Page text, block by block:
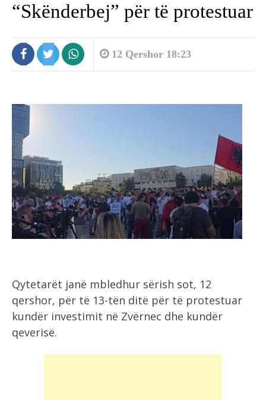
“Skënderbej” për të protestuar
12 Qershor 18:23
Qytetarët janë mbledhur sërish sot, 12
qershor, për të 13-tën ditë për të protestuar
kundër investimit në Zvërnec dhe kundër
qeverisë.